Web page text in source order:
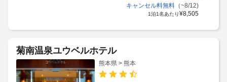
キャンセル料無料（~8/12)
1泊1名あたり¥8,505
菊南温泉ユウベルホテル
熊本県 > 熊本